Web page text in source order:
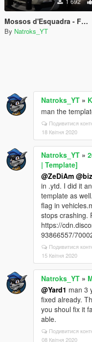
Mossos d'Esquadra - Ford Mustang GT350R [ Police Template ]
By Natroks_YT
Natroks_YT »
man the
Подивитися
18 Квітня 2020
Natroks_YT »
| Template]
@ZeDiAm
in .ytd. I did it
template as
flag in
stops crashing.
https://
93866557/
Подивитися
15 Квітня 2020
Natroks_YT »
@Yard1 man 3
fixed already.
you shoul fix it
able.
Подивитися
08 Квітня 2020